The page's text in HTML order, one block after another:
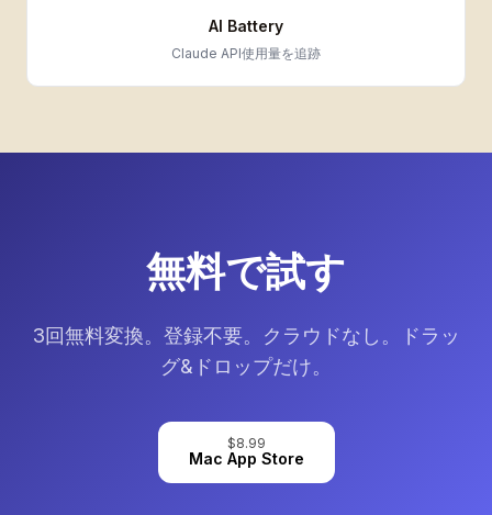
AI Battery
Claude API使用量を追跡
無料で試す
3回無料変換。登録不要。クラウドなし。ドラッ
グ&ドロップだけ。
$8.99
Mac App Store